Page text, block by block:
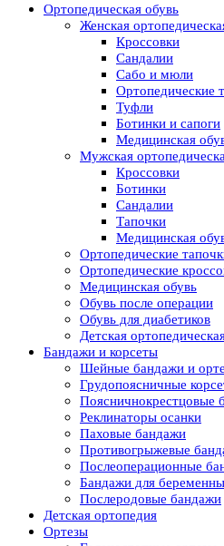
Ортопедическая обувь
Женская
Кроссовки
Сандалии
Сабо и мюли
Ортопедические
Туфли
Ботинки и сапоги
Медицинская
Мужская
Кроссовки
Ботинки
Сандалии
Тапочки
Медицинская
Ортопедические
Ортопедические
Медицинская обувь
Обувь после операции
Обувь для диабетиков
Детская
Бандажи и корсеты
Шейные бандажи и
Грудопоясничные
Поясничнокрестцовые
Реклинаторы осанки
Паховые бандажи
Противогрыжевые
Послеоперационные
Бандажи для
Послеродовые бандажи
Детская ортопедия
Ортезы